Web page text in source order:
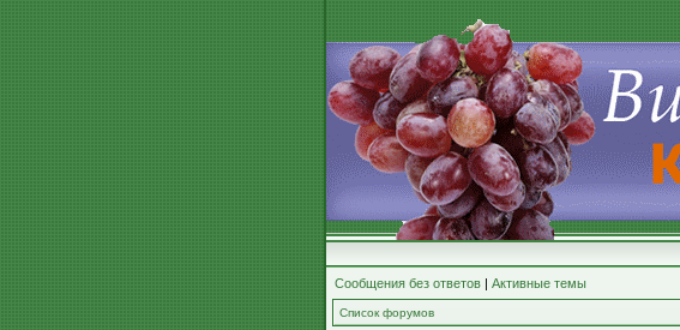
Сообщения без ответов | Активные темы
Список форумов